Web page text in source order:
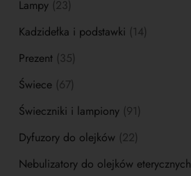
Lampy (23)
Kadzidełka i podstawki (14)
Prezent (35)
Świece (67)
Świeczniki i lampiony (91)
Dyfuzory do olejków (22)
Nebulizatory do olejków eterycznych